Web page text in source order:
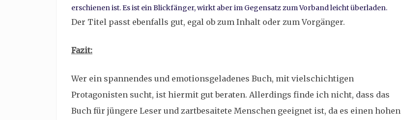
erschienen ist. Es ist ein Blickfänger, wirkt aber im Gegensatz zum Vorband leicht überladen.
Der Titel passt ebenfalls gut, egal ob zum Inhalt oder zum Vorgänger.
Fazit:
Wer ein spannendes und emotionsgeladenes Buch, mit vielschichtigen
Protagonisten sucht, ist hiermit gut beraten. Allerdings finde ich nicht, dass das
Buch für jüngere Leser und zartbesaitete Menschen geeignet ist, da es einen hohen